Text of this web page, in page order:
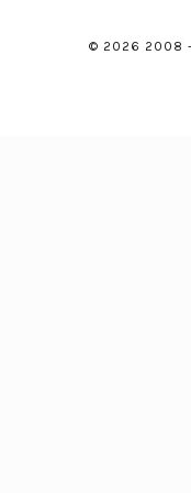
© 2026 2008 -